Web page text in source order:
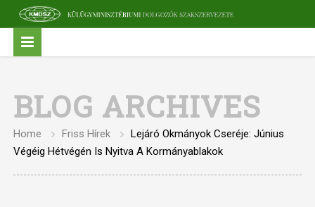
BLOG ARCHIVES
Home Friss Hírek
Lejáró Okmányok Cseréje: Június
Végéig Hétvégén Is Nyitva A Kormányablakok